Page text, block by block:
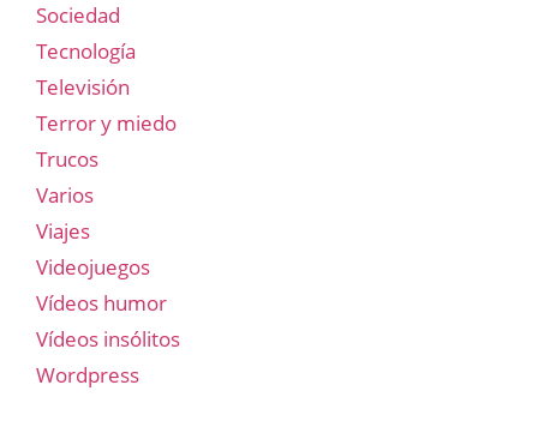
Sociedad
Tecnología
Televisión
Terror y miedo
Trucos
Varios
Viajes
Videojuegos
Vídeos humor
Vídeos insólitos
Wordpress